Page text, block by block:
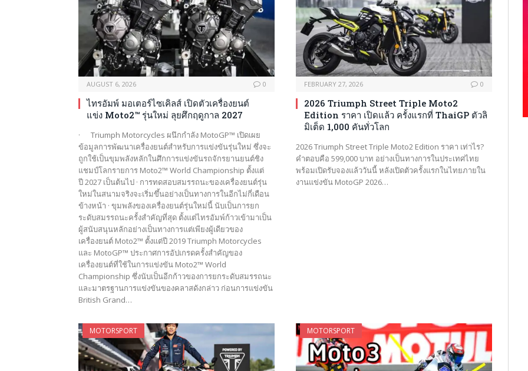
AUGUST 6, 2026 0
ไทรอัมพ์ มอเตอร์ไซเคิลส์ เปิดตัวเครื่องยนต์
แข่ง Moto2™ รุ่นใหม่ ลุยศึกฤดูกาล 2027
· Triumph Motorcycles ผนึกกำลัง MotoGP™ เปิดเผย
ข้อมูลการพัฒนาเครื่องยนต์สำหรับการแข่งขันรุ่นใหม่ ซึ่งจะ
ถูกใช้เป็นขุมพลังหลักในศึกการแข่งขันรถจักรยานยนต์ชิง
แชมป์โลกรายการ Moto2™ World Championship ตั้งแต่
ปี 2027 เป็นต้นไป · การทดสอบสมรรถนะของเครื่องยนต์รุ่น
ใหม่ในสนามจริงจะเริ่มขึ้นอย่างเป็นทางการในอีกไม่กี่เดือน
ข้างหน้า · ขุมพลังของเครื่องยนต์รุ่นใหม่นี้ นับเป็นการยก
ระดับสมรรถนะครั้งสำคัญที่สุด ตั้งแต่ไทรอัมพ์ก้าวเข้ามาเป็น
ผู้สนับสนุนหลักอย่างเป็นทางการแต่เพียงผู้เดียวของ
เครื่องยนต์ Moto2™ ตั้งแต่ปี 2019 Triumph Motorcycles
และ MotoGP™ ประกาศการอัปเกรดครั้งสำคัญของ
เครื่องยนต์ที่ใช้ในการแข่งขัน Moto2™ World
Championship ซึ่งนับเป็นอีกก้าวของการยกระดับสมรรถนะ
และมาตรฐานการแข่งขันของคลาสดังกล่าว ก่อนการแข่งขัน
British Grand…
FEBRUARY 27, 2026 0
2026 Triumph Street Triple Moto2
Edition ราคา เปิดแล้ว ครั้งแรกที่ ThaiGP ตัวลิ
มิเต็ด 1,000 คันทั่วโลก
2026 Triumph Street Triple Moto2 Edition ราคา เท่าไร?
คำตอบคือ 599,000 บาท อย่างเป็นทางการในประเทศไทย
พร้อมเปิดรับจองแล้ววันนี้ หลังเปิดตัวครั้งแรกในไทยภายใน
งานแข่งขัน MotoGP 2026…
MOTORSPORT MOTORSPORT